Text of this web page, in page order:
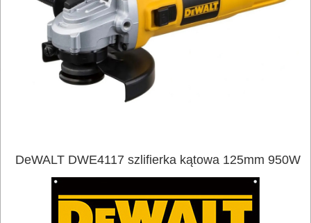
DeWALT DWE4117 szlifierka kątowa 125mm 950W